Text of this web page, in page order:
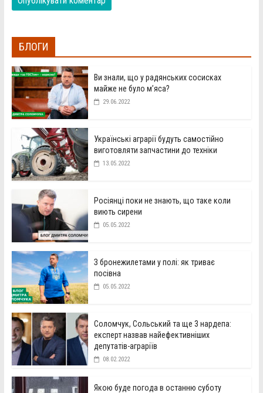
БЛОГИ
Ви знали, що у радянських сосисках
майже не було м’яса?
29.06.2022
Українські аграрії будуть самостійно
виготовляти запчастини до техніки
13.05.2022
Росіянці поки не знають, що таке коли
виють сирени
05.05.2022
З бронежилетами у полі: як триває
посівна
05.05.2022
Соломчук, Сольський та ще 3 нардепа:
експерт назвав найефективніших
депутатів-аграріїв
08.02.2022
Якою буде погода в останню суботу